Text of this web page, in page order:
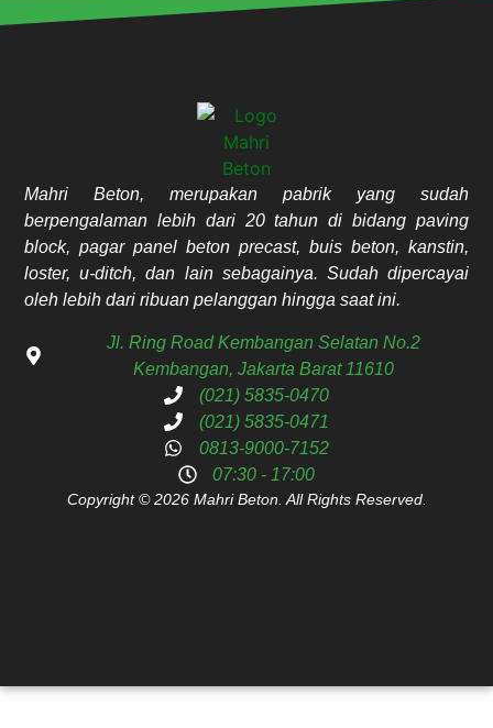
Mahri Beton, merupakan pabrik yang sudah
berpengalaman lebih dari 20 tahun di bidang paving
block, pagar panel beton precast, buis beton, kanstin,
loster, u-ditch, dan lain sebagainya. Sudah dipercayai
oleh lebih dari ribuan pelanggan hingga saat ini.
Jl. Ring Road Kembangan Selatan No.2
Kembangan, Jakarta Barat 11610
(021) 5835-0470
(021) 5835-0471
0813-9000-7152
07:30 - 17:00
Copyright © 2026 Mahri Beton. All Rights Reserved.